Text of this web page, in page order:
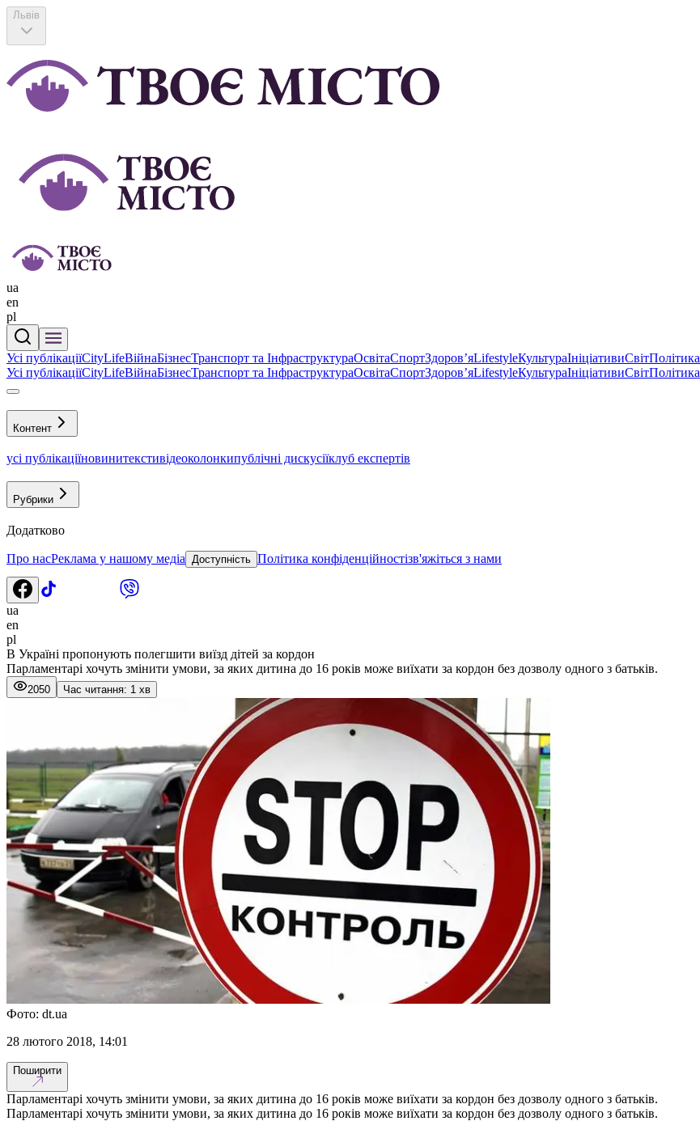
Львів
ua
en
pl
Усі публікаціїCityLifeВійнаБізнесТранспорт та ІнфраструктураОсвітаСпортЗдоровʼяLifestyleКультураІніціативиСвітПолітика
Усі публікаціїCityLifeВійнаБізнесТранспорт та ІнфраструктураОсвітаСпортЗдоровʼяLifestyleКультураІніціативиСвітПолітика
Контент
усі публікаціїновинитекстивідеоколонкипублічні дискусіїклуб експертів
Рубрики
Додатково
Про насРеклама у нашому медіа Доступність Політика конфіденційностізв'яжіться з нами
ua
en
pl
В Україні пропонують полегшити виїзд дітей за кордон
Парламентарі хочуть змінити умови, за яких дитина до 16 років може виїхати за кордон без дозволу одного з батьків.
2050 Час читання: 1 хв
Фото: dt.ua
28 лютого 2018, 14:01
Поширити
Парламентарі хочуть змінити умови, за яких дитина до 16 років може виїхати за кордон без дозволу одного з батьків.
Парламентарі хочуть змінити умови, за яких дитина до 16 років може виїхати за кордон без дозволу одного з батьків.